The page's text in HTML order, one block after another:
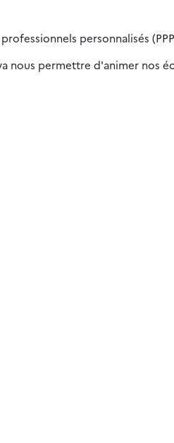
personnalisés
nous permettre d'animer nos